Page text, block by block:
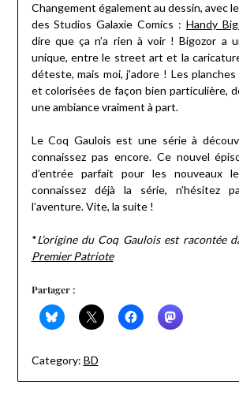
Changement également au dessin, avec
des Studios Galaxie Comics : Handy
dire que ça n’a rien à voir ! Bigozor a
unique, entre le street art et la
déteste, mais moi, j’adore ! Les
et colorisées de façon bien particulière,
une ambiance vraiment à part.
Le Coq Gaulois est une série à
connaissez pas encore. Ce nouvel
d’entrée parfait pour les nouveaux
connaissez déjà la série, n’hésitez
l’aventure. Vite, la suite !
*L’origine du Coq Gaulois est racontée
Premier Patriote
Partager :
Category: BD